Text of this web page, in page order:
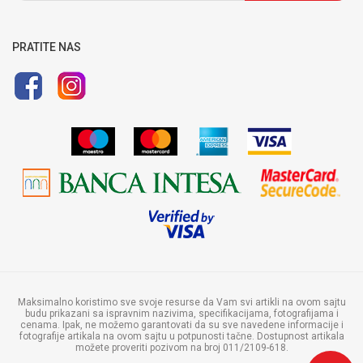
Uputstvo za online kupovinu
PRATITE NAS
Maksimalno koristimo sve svoje resurse da Vam svi artikli na ovom sajtu
budu prikazani sa ispravnim nazivima, specifikacijama, fotografijama i
cenama. Ipak, ne možemo garantovati da su sve navedene informacije i
fotografije artikala na ovom sajtu u potpunosti tačne. Dostupnost artikala
možete proveriti pozivom na broj 011/2109-618.